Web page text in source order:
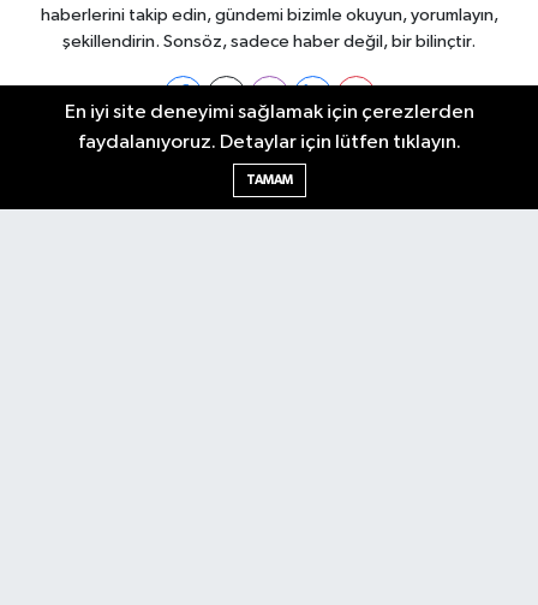
haberlerini takip edin, gündemi bizimle okuyun, yorumlayın,
şekillendirin. Sonsöz, sadece haber değil, bir bilinçtir.
Ankara Nöbetçi Eczaneler
En iyi site deneyimi sağlamak için çerezlerden
faydalanıyoruz. Detaylar için lütfen tıklayın.
TAMAM